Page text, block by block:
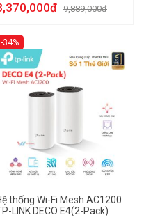
9,889,000đ
-34%
thống Wi-Fi Mesh AC1200
LINK DECO E4(2-Pack)